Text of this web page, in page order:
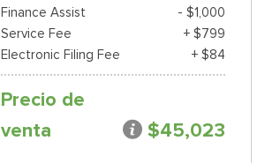
Finance Assist
- $1,000
Service Fee
+ $799
Electronic Filing Fee
+ $84
Precio de
venta
$45,023